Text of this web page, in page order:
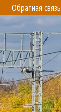
Обратная связь